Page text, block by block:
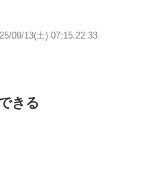
09/13(土) 07:15:22.33
きる